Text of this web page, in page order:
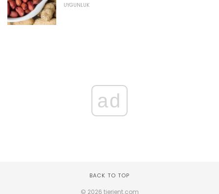
UYGUNLUK
ad
BACK TO TOP
© 2026 tierient.com